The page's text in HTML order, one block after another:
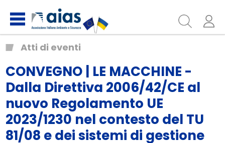
Atti di eventi
CONVEGNO | LE MACCHINE -
Dalla Direttiva 2006/42/CE al
nuovo Regolamento UE
2023/1230 nel contesto del TU
81/08 e dei sistemi di gestione